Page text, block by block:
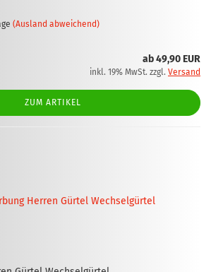
(Ausland abweichend)
ab 49,90 EUR
inkl. 19% MwSt. zzgl. Versand
ZUM ARTIKEL